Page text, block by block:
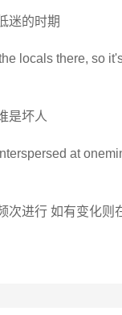
迷的时期
locals there, so
是坏人
at
次进行 如有变化则